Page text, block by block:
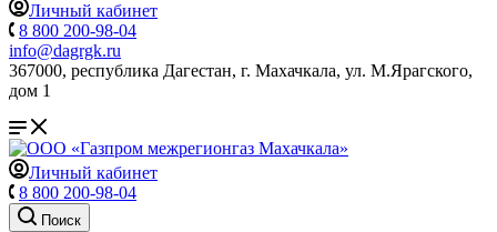
Личный кабинет
8 800 200-98-04
info@dagrgk.ru
367000, республика Дагестан, г. Махачкала, ул. М.Ярагского,
дом 1
Личный кабинет
8 800 200-98-04
Поиск